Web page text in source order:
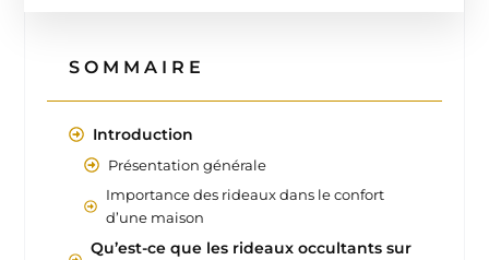
SOMMAIRE
Introduction
Présentation générale
Importance des rideaux dans le confort
d’une maison
Qu’est-ce que les rideaux occultants sur